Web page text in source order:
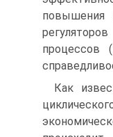
повышения
процессов
Как